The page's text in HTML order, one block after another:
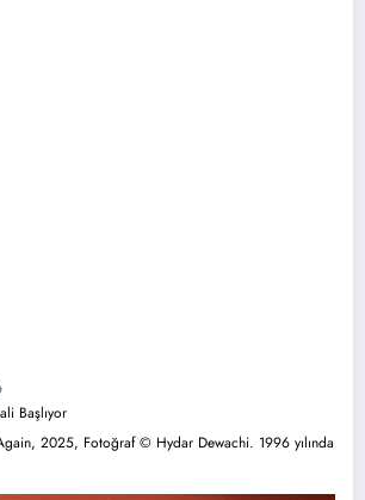
Başlıyor
2025, Fotoğraf © Hydar Dewachi. 1996 yılında